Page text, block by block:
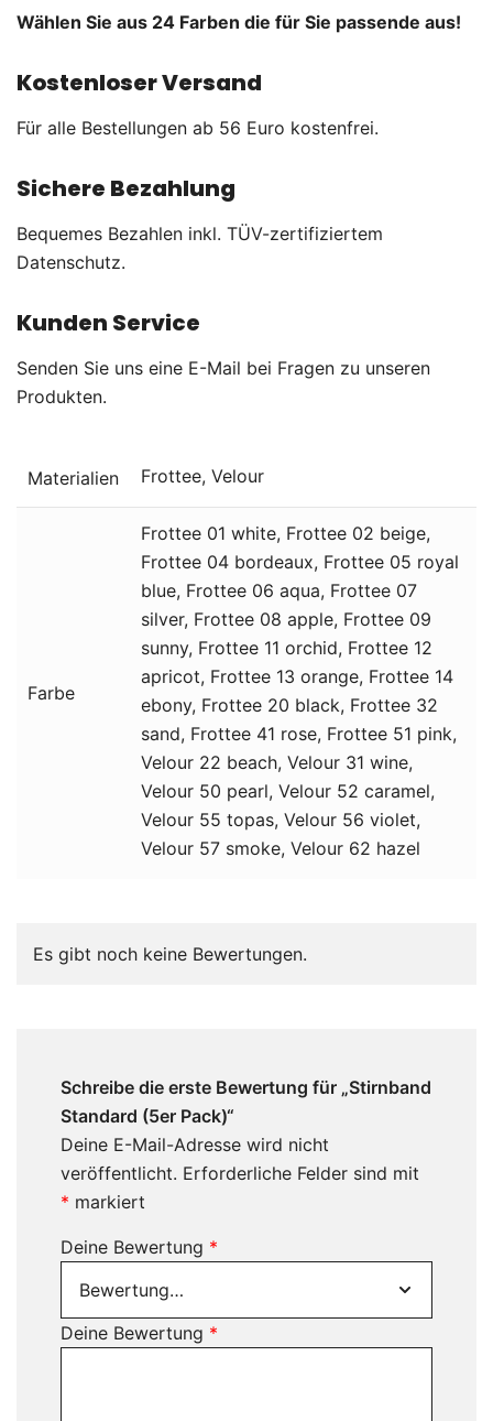
Wählen Sie aus 24 Farben die für Sie passende aus!
Kostenloser Versand
Für alle Bestellungen ab 56 Euro kostenfrei.
Sichere Bezahlung
Bequemes Bezahlen inkl. TÜV-zertifiziertem
Datenschutz.
Kunden Service
Senden Sie uns eine E-Mail bei Fragen zu unseren
Produkten.
Materialien Frottee, Velour
Farbe
Frottee 01 white, Frottee 02 beige,
Frottee 04 bordeaux, Frottee 05 royal
blue, Frottee 06 aqua, Frottee 07
silver, Frottee 08 apple, Frottee 09
sunny, Frottee 11 orchid, Frottee 12
apricot, Frottee 13 orange, Frottee 14
ebony, Frottee 20 black, Frottee 32
sand, Frottee 41 rose, Frottee 51 pink,
Velour 22 beach, Velour 31 wine,
Velour 50 pearl, Velour 52 caramel,
Velour 55 topas, Velour 56 violet,
Velour 57 smoke, Velour 62 hazel
Es gibt noch keine Bewertungen.
Schreibe die erste Bewertung für „Stirnband
Standard (5er Pack)“
Deine E-Mail-Adresse wird nicht
veröffentlicht. Erforderliche Felder sind mit
* markiert
Deine Bewertung *
Deine Bewertung *